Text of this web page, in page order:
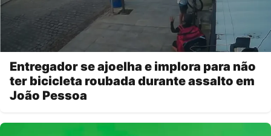
Entregador se ajoelha e implora para não
ter bicicleta roubada durante assalto em
João Pessoa